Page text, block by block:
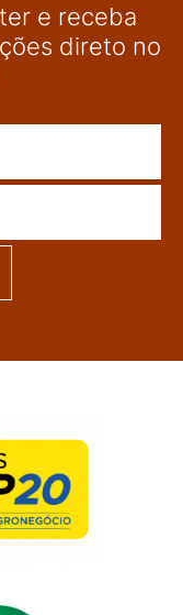
e receba
direto no